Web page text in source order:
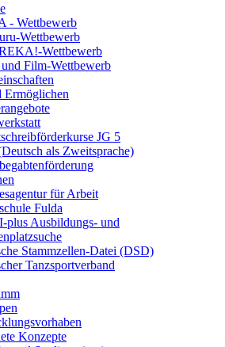
- Wettbewerb
Wettbewerb
Wettbewerb
Film-Wettbewerb
Ermöglichen
JG 5
als Zweitsprache)
für Arbeit
Fulda
plus Ausbildungs- und
Stammzellen-Datei (DSD)
Tanzsportverband
Konzepte